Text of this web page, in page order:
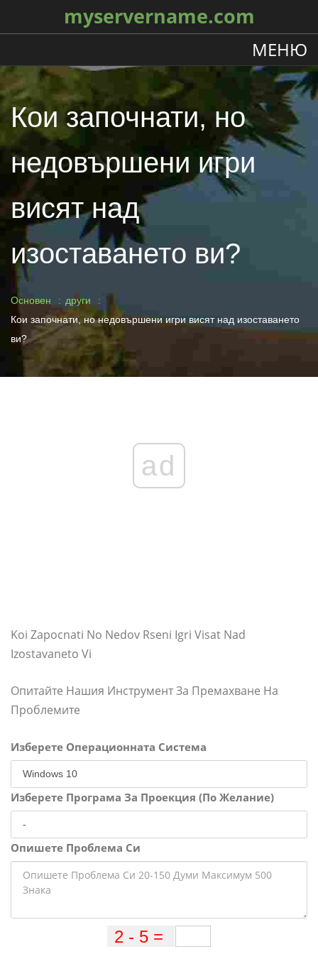
myservername.com
МЕНЮ
Кои започнати, но
недовършени игри
висят над
изоставането ви?
Основен
други
Кои започнати, но недовършени игри висят над изоставането
ви?
ad
Koi Zapocnati No Nedov Rseni Igri Visat Nad
Izostavaneto Vi
Опитайте Нашия Инструмент За Премахване На
Проблемите
Изберете Операционната Система
Изберете Програма За Проекция (По Желание)
Опишете Проблема Си